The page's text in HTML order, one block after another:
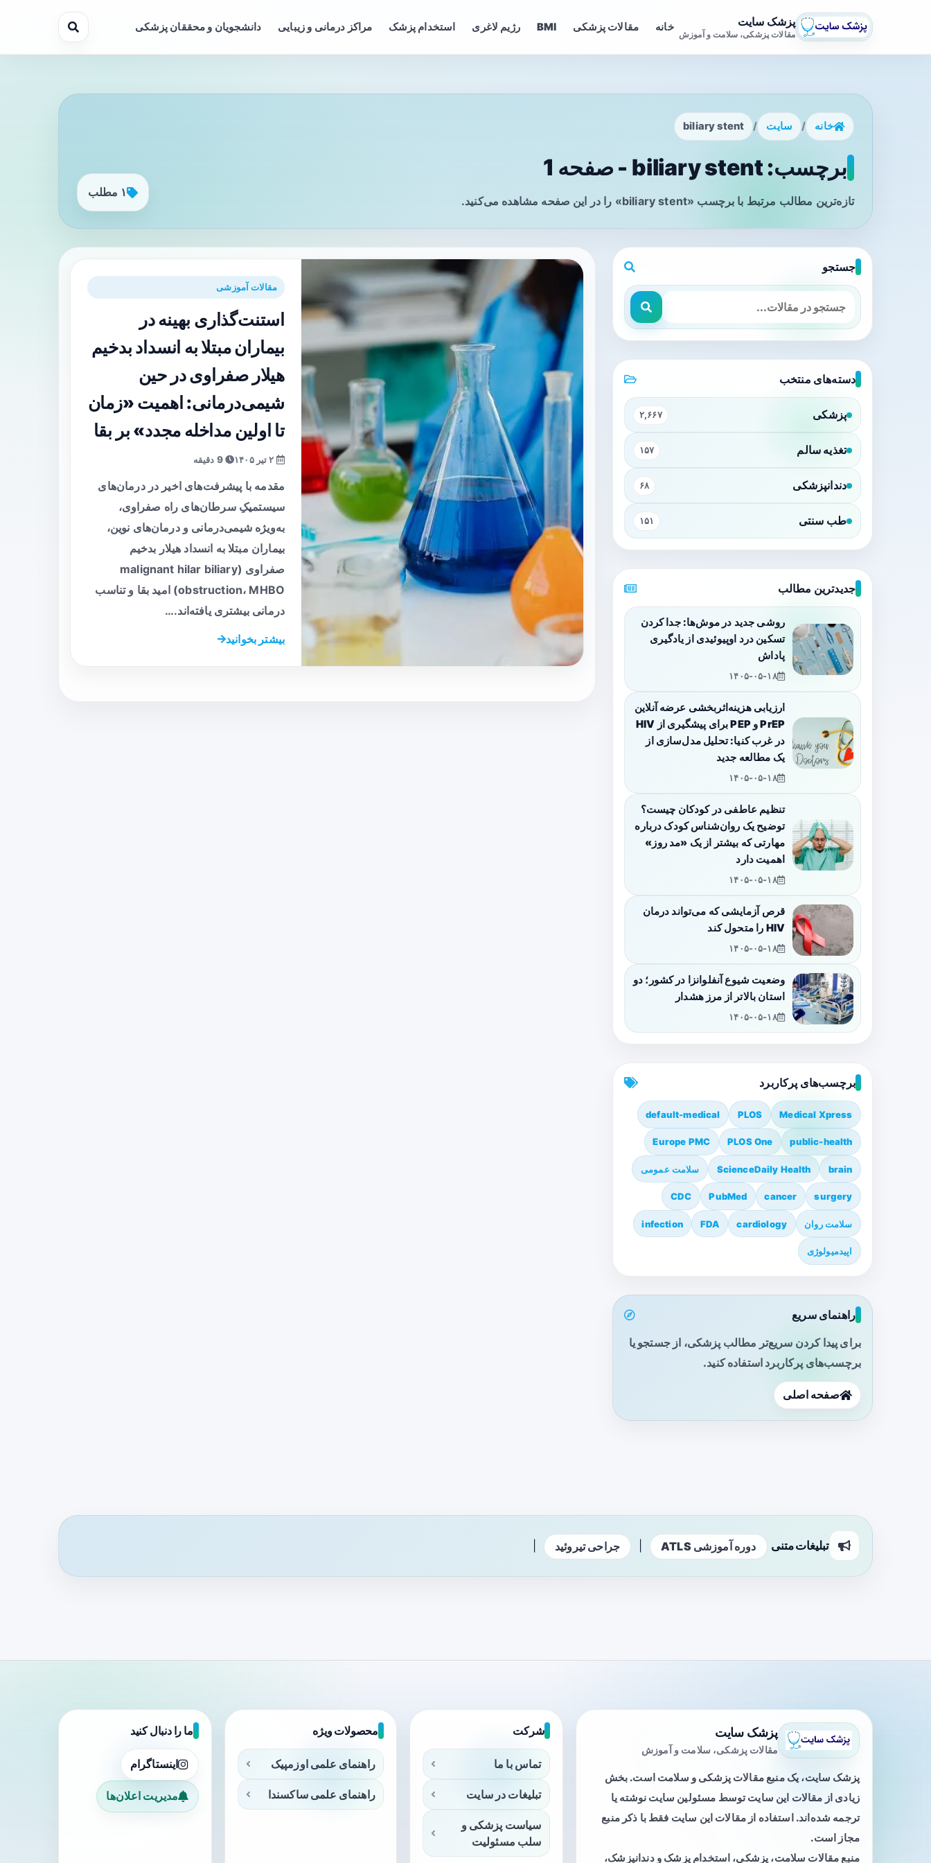
پزشک سایت
مقالات پزشکی، سلامت و آموزش
خانه مقالات پزشکی BMI رژیم لاغری استخدام پزشک مراکز درمانی و زیبایی دانشجویان و محققان پزشکی
خانه / سایت /
biliary stent
برچسب: biliary stent - صفحه 1
تازه‌ترین مطالب مرتبط با برچسب «biliary stent» را در این صفحه مشاهده می‌کنید.
۱ مطلب
مقالات آموزشی
استنت‌گذاری بهینه در
بیماران مبتلا به انسداد بدخیم
هیلار صفراوی در حین
شیمی‌درمانی: اهمیت «زمان
تا اولین مداخله مجدد» بر بقا
9 دقیقه
مقدمه با پیشرفت‌های اخیر در درمان‌های
سیستمیکِ سرطان‌های راه صفراوی،
به‌ویژه شیمی‌درمانی و درمان‌های نوین،
بیماران مبتلا به انسداد هیلار بدخیم
صفراوی (malignant hilar biliary
obstruction، MHBO) امید بقا و تناسب
درمانی بیشتری یافته‌اند.…
بیشتر بخوانید
جستجو
دسته‌های منتخب
پزشکی ۲,۶۶۷
تغذیه سالم ۱۵۷
دندانپزشکی ۶۸
طب سنتی ۱۵۱
جدیدترین مطالب
روشی جدید در موش‌ها: جدا کردن
تسکین درد اوپیوئیدی از یادگیری
پاداش
۱۴۰۵-۰۵-۱۸
ارزیابی هزینه‌اثربخشی عرضه آنلاین
PrEP و PEP برای پیشگیری از HIV
در غرب کنیا: تحلیل مدل‌سازی از
یک مطالعه جدید
۱۴۰۵-۰۵-۱۸
تنظیم عاطفی در کودکان چیست؟
توضیح یک روان‌شناس کودک درباره
مهارتی که بیشتر از یک «مد روز»
اهمیت دارد
۱۴۰۵-۰۵-۱۸
قرص آزمایشی که می‌تواند درمان
HIV را متحول کند
۱۴۰۵-۰۵-۱۸
وضعیت شیوع آنفلوانزا در کشور؛ دو
استان بالاتر از مرز هشدار
۱۴۰۵-۰۵-۱۸
برچسب‌های پرکاربرد
Medical Xpress
PLOS
default-medical
public-health
PLOS One
Europe PMC
brain
ScienceDaily Health سلامت عمومی
surgery
cancer
PubMed
CDC
سلامت روان cardiology
FDA
infection
اپیدمیولوژی
راهنمای سریع
برای پیدا کردن سریع‌تر مطالب پزشکی، از جستجو یا
برچسب‌های پرکاربرد استفاده کنید.
صفحه اصلی
تبلیغات متنی دوره آموزشی ATLS جراحی تیروئید
پزشک سایت
مقالات پزشکی، سلامت و آموزش
پزشک سایت، یک منبع مقالات پزشکی و سلامت است. بخش
زیادی از مقالات این سایت توسط مسئولین سایت نوشته یا
ترجمه شده‌اند. استفاده از مقالات این سایت فقط با ذکر منبع
مجاز است.
منبع مقالات سلامت، پزشکی، استخدام پزشک و دندانپزشک،
شرکت
تماس با ما
تبلیغات در سایت
سیاست پزشکی و
سلب مسئولیت
محصولات ویژه
راهنمای علمی اوزمپیک
راهنمای علمی ساکسندا
ما را دنبال کنید
اینستاگرام
مدیریت اعلان‌ها